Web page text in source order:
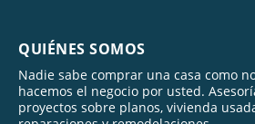
QUIÉNES SOMOS
Nadie sabe comprar una casa como
hacemos el negocio por usted.
proyectos sobre planos, vivienda